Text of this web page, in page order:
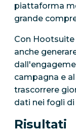
piattaforma
grande
Con
anche
campagna e
trascorrere
dati nei fogli di
Risultati